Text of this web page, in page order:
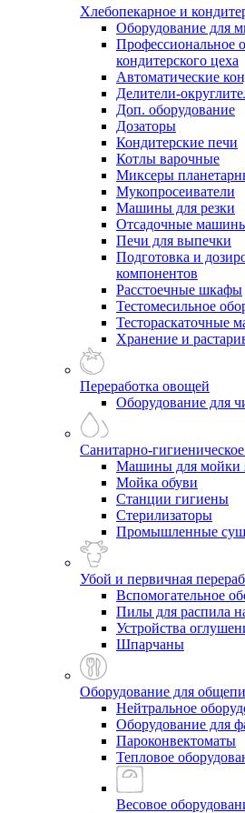
Хлебопекарное и
Оборудование для
Профессиональное
кондитерского цеха
Автоматические
Делители-
Доп. оборудование
Дозаторы
Кондитерские печи
Котлы варочные
Миксеры
Мукопросеиватели
Машины для резки
Отсадочные
Печи для выпечки
Подготовка и
компонентов
Расстоечные шкафы
Тестомесильное
Тестораскаточные
Хранение и
Переработка овощей
Оборудование для
Санитарно-
Машины для мойки
Мойка обуви
Станции гигиены
Стерилизаторы
Промышленные
Убой и первичная
Вспомогательное
Пилы для распила
Устройства
Шпарчаны
Оборудование для
Нейтральное
Оборудование для
Пароконвектоматы
Тепловое
Весовое